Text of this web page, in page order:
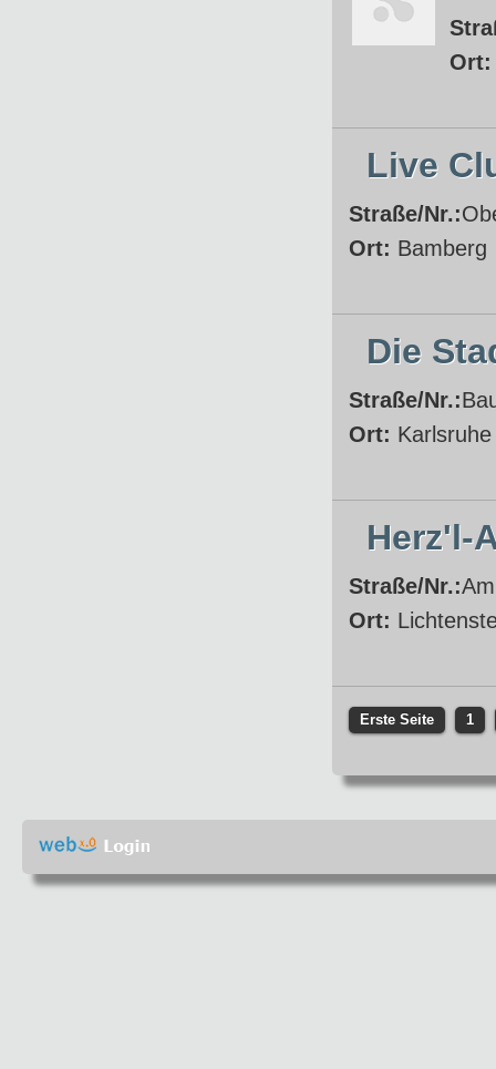
Live
Straße/Nr.:
Ort: Bamberg
Die
Straße/Nr.:
Ort: Karlsruhe
Herz'l-
Straße/Nr.:
Ort:
Erste Seite 1